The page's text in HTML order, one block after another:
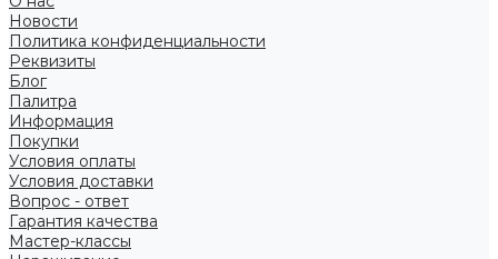
Новости
Политика конфиденциальности
Реквизиты
Блог
Палитра
Информация
Покупки
Условия оплаты
Условия доставки
Вопрос - ответ
Гарантия качества
Мастер-классы